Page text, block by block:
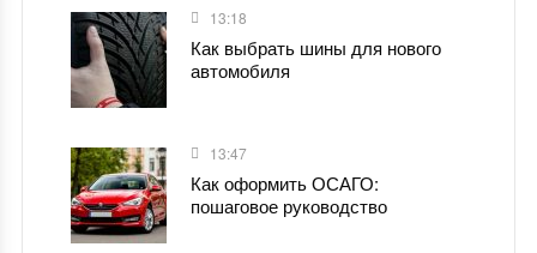
13:18
Как выбрать шины для нового
автомобиля
13:47
Как оформить ОСАГО:
пошаговое руководство